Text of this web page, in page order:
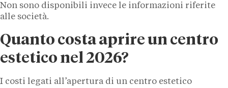
Non sono disponibili invece le informazioni riferite
alle società.
Quanto costa aprire un centro
estetico nel 2026?
I costi legati all’apertura di un centro estetico